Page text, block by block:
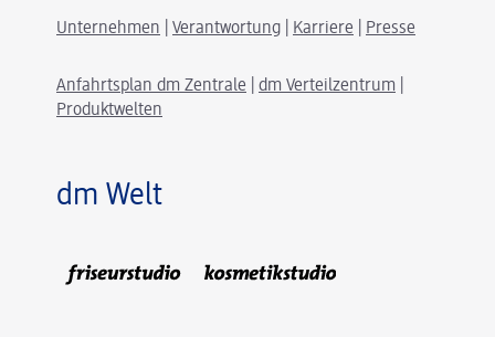
Unternehmen Verantwortung Karriere Presse
Anfahrtsplan dm Zentrale dm Verteilzentrum
Produktwelten
dm Welt